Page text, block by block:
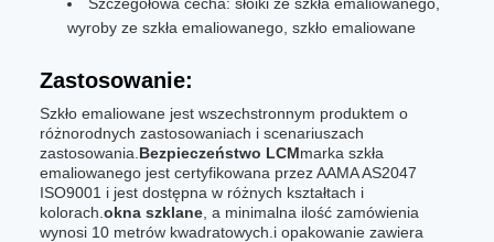
wyroby ze szkła emaliowanego, szkło emaliowane
Zastosowanie:
Szkło emaliowane jest wszechstronnym produktem o
różnorodnych zastosowaniach i scenariuszach
zastosowania. Bezpieczeństwo LCMmarka szkła
emaliowanego jest certyfikowana przez AAMA AS2047
ISO9001 i jest dostępna w różnych kształtach i
kolorach. okna szklane , a minimalna ilość zamówienia
wynosi 10 metrów kwadratowych.i opakowanie zawiera